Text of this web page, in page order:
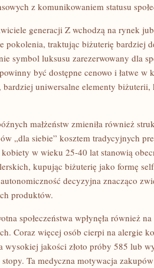
z komunikowaniem statusu
generacji Z wchodzą na rynek
pokolenia, traktując biżuterię bardziej
symbol luksusu zarezerwowany dla
być dostępne cenowo i łatwe w
bardziej uniwersalne elementy
małżeństw zmieniła również
„dla siebie” kosztem tradycyjnych
w wieku 25-40 lat stanowią
kupując biżuterię jako formę
decyzyjna znacząco
produktów.
społeczeństwa wpłynęła również
Coraz więcej osób cierpi na alergie
wysokiej jakości złoto próby 585 lub
Ta medyczna motywacja